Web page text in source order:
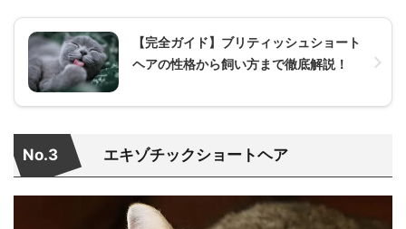
【完全ガイド】ブリティッシュショート
ヘアの性格から飼い方まで徹底解説！
No.3 エキゾチックショートヘア